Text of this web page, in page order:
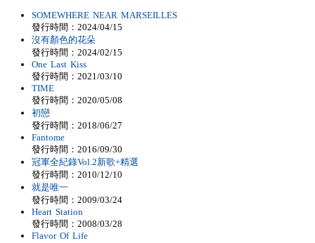
SOMEWHERE NEAR MARSEILLES
發行時間：2024/04/15
沒有顏色的花朵
發行時間：2024/02/15
One Last Kiss
發行時間：2021/03/10
TIME
發行時間：2020/05/08
初戀
發行時間：2018/06/27
Fantome
發行時間：2016/09/30
冠軍全紀錄Vol.2新歌+精選
發行時間：2010/12/10
就是唯一
發行時間：2009/03/24
Heart Station
發行時間：2008/03/28
Flavor Of Life